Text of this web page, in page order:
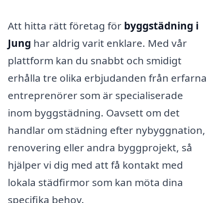
Att hitta rätt företag för byggstädning i
Jung har aldrig varit enklare. Med vår
plattform kan du snabbt och smidigt
erhålla tre olika erbjudanden från erfarna
entreprenörer som är specialiserade
inom byggstädning. Oavsett om det
handlar om städning efter nybyggnation,
renovering eller andra byggprojekt, så
hjälper vi dig med att få kontakt med
lokala städfirmor som kan möta dina
specifika behov.